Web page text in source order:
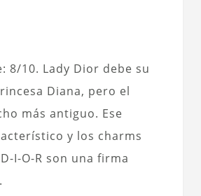
8/10. Lady Dior debe su
Diana, pero el
más antiguo. Ese
y los charms
I-O-R son una firma